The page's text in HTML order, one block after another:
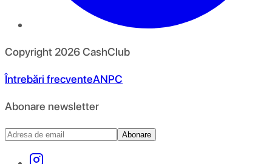
Copyright 2026CashClub
Întrebări frecventeANPC
Abonare newsletter
Abonare